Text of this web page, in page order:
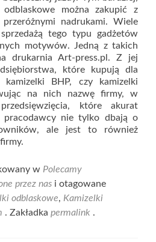
można zakupić z
nadrukami. Wiele
tego typu gadżetów
motywów. Jedną z takich
drukarnia Art-press.pl. Z jej
które kupują dla
BHP, czy kamizelki
na nich nazwę firmy, w
które akurat
pracodawcy nie tylko dbają o
ale jest to również
w Polecamy
przez nas i otagowane
odblaskowe, Kamizelki
. Zakładka permalink .